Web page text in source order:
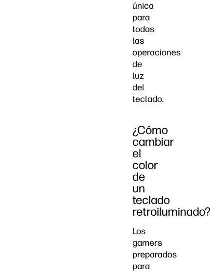
única
para
todas
las
operaciones
de
luz
del
teclado.
¿Cómo
cambiar
el
color
de
un
teclado
retroiluminado?
Los
gamers
preparados
para